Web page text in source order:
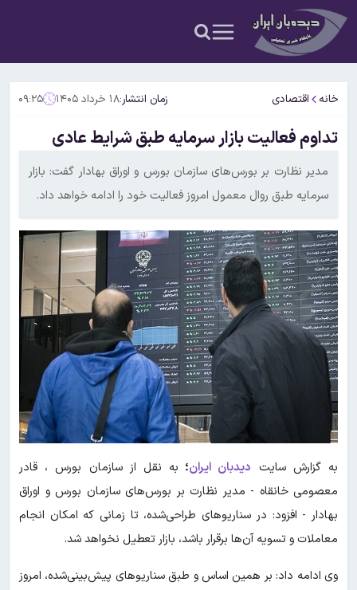
خانه اقتصادی زمان انتشار:۱۸ خرداد ۱۴۰۵ ۰۹:۲۵
تداوم فعالیت بازار سرمایه طبق شرایط عادی
مدیر نظارت بر بورس‌های سازمان بورس و اوراق بهادار گفت: بازار
سرمایه طبق روال معمول امروز فعالیت خود را ادامه خواهد داد.
به گزارش سایت دیدبان ایران؛ به نقل از سازمان بورس ، قادر
معصومی خانقاه - مدیر نظارت بر بورس‌های سازمان بورس و اوراق
بهادار - افزود: در سناریوهای طراحی‌شده، تا زمانی که امکان انجام
معاملات و تسویه آن‌ها برقرار باشد، بازار تعطیل نخواهد شد.
وی ادامه داد: بر همین اساس و طبق سناریوهای پیش‌بینی‌شده، امروز